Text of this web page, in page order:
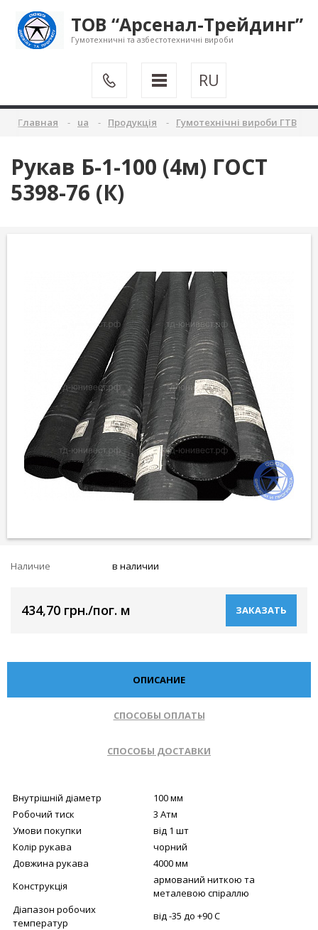
ТОВ “Арсенал-Трейдинг”
Гумотехничні та азбестотехничні вироби
RU
Главная ua Продукція Гумотехнічні вироби ГТВ
Рукав Б-1-100 (4м) ГОСТ
5398-76 (К)
Наличие в наличии
434,70 грн./пог. м ЗАКАЗАТЬ
ОПИСАНИЕ
СПОСОБЫ ОПЛАТЫ
СПОСОБЫ ДОСТАВКИ
Внутрішній діаметр
100 мм
Робочий тиск
3 Атм
Умови покупки
від 1 шт
Колір рукава
чорний
Довжина рукава
4000 мм
Конструкція
армований ниткою та
металевою спіраллю
Діапазон робочих
температур
від -35 до +90 С